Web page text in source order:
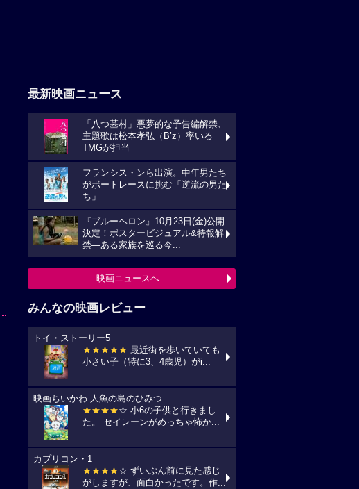
最新映画ニュース
「八つ墓村」悪夢的な予告編解禁、
主題歌は松本孝弘（B’z）率いる
TMGが担当
フランシス・ンら出演。中年男たち
がボートレースに挑む「逆流の男た
ち」
『ブルーヘロン』10月23日(金)公開
決定！ポスタービジュアル&特報解
禁―ある家族を巡る今...
映画ニュースへ
みんなの映画レビュー
トイ・ストーリー5
★★★★★ 最近街を歩いていても
小さい子（特に3、4歳児）がi...
映画ちいかわ 人魚の島のひみつ
★★★★☆ 小6の子供と行きまし
た。 セイレーンがめっちゃ怖か...
カプリコン・1
★★★★☆ ずいぶん前に見た感じ
がしますが、面白かったです。作...